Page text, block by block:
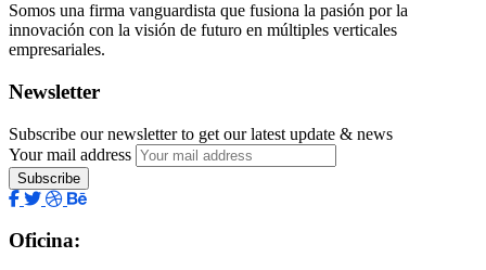
Somos una firma vanguardista que fusiona la pasión por la
innovación con la visión de futuro en múltiples verticales
empresariales.
Newsletter
Subscribe our newsletter to get our latest update & news
Your mail address
Oficina: